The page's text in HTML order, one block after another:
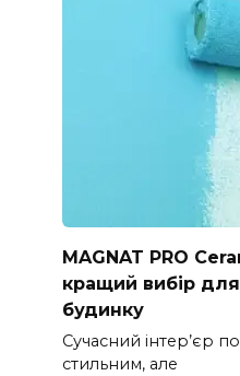
MAGNAT PRO
кращий вибір
будинку
Сучасний інтер’єр
стильним, але